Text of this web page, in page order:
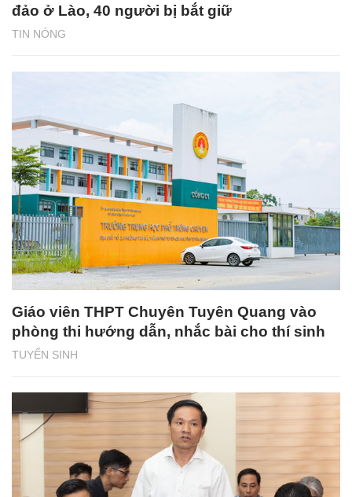
TIN NÓNG
đảo ở Lào, 40 người bị bắt giữ
TUYỂN SINH
Giáo viên THPT Chuyên Tuyên Quang vào
phòng thi hướng dẫn, nhắc bài cho thí sinh